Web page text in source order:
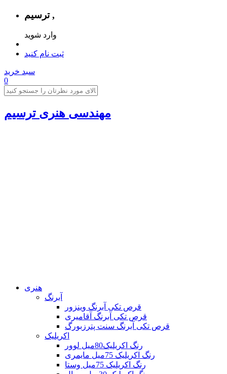
ترسیم ,
وارد شوید
ثبت نام کنید
سبد خرید
0
مهندسی هنری ترسیم
هنری
آبرنگ
قرص تکی آبرنگ وینزور
قرص تکی آبرنگ آقامیری
قرص تکی آبرنگ سنت پترزبورگ
اکریلیک
رنگ اکریلیک80میل لوور
رنگ اکریلیک 75میل مایمری
رنگ اکریلیک 75میل وستا